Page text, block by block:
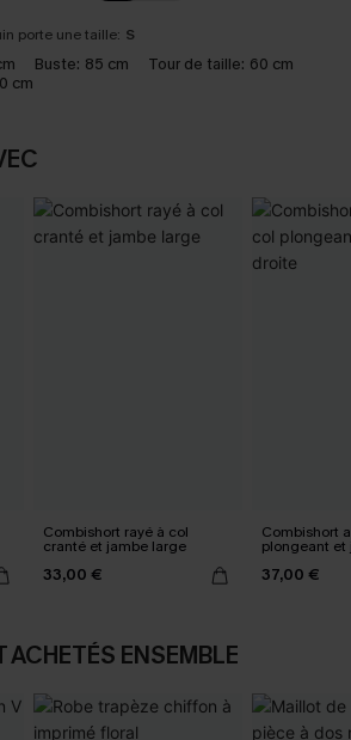
porte une taille: S
Buste: 85 cm Tour de taille: 60 cm
cm
Combishort rayé à col
cranté et jambe large
33,00 €
Combishort
plongeant
37,00 €
ACHETÉS ENSEMBLE